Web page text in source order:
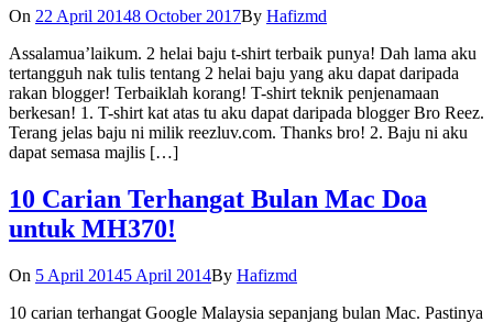
On 22 April 20148 October 2017By Hafizmd
Assalamua’laikum. 2 helai baju t-shirt terbaik punya! Dah lama aku
tertangguh nak tulis tentang 2 helai baju yang aku dapat daripada
rakan blogger! Terbaiklah korang! T-shirt teknik penjenamaan
berkesan! 1. T-shirt kat atas tu aku dapat daripada blogger Bro Reez.
Terang jelas baju ni milik reezluv.com. Thanks bro! 2. Baju ni aku
dapat semasa majlis […]
10 Carian Terhangat Bulan Mac Doa
untuk MH370!
On 5 April 20145 April 2014By Hafizmd
10 carian terhangat Google Malaysia sepanjang bulan Mac. Pastinya